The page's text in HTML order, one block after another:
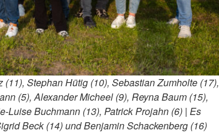
Stephan Hütig (10), Sebastian Zumholte (17),
(5), Alexander Micheel (9), Reyna Baum (15),
Luise Buchmann (13), Patrick Projahn (6) | Es
Beck (14) und Benjamin Schackenberg (16)